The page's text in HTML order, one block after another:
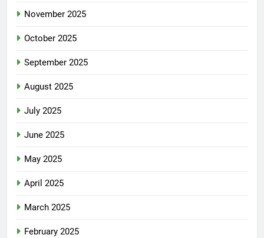
November 2025
October 2025
September 2025
August 2025
July 2025
June 2025
May 2025
April 2025
March 2025
February 2025